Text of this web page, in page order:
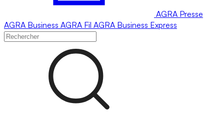
AGRA Presse
AGRA Business AGRA Fil AGRA Business Express